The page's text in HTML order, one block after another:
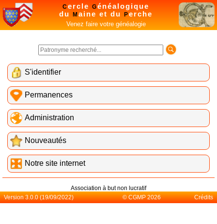
Cercle Généalogique
du
M aine et du Perche
Venez faire votre généalogie
S'identifier
Permanences
Administration
Nouveautés
Notre site internet
Association à but non lucratif
Version 3.0.0 (19/09/2022)
© CGMP 2026 Crédits